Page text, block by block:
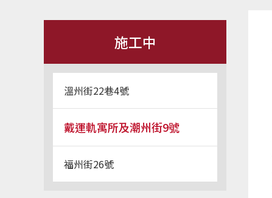
施工中
溫州街22巷4號
戴運軌寓所及潮州街9號
福州街26號